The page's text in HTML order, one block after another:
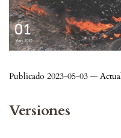
Publicado 2023-05-03 —
Versiones